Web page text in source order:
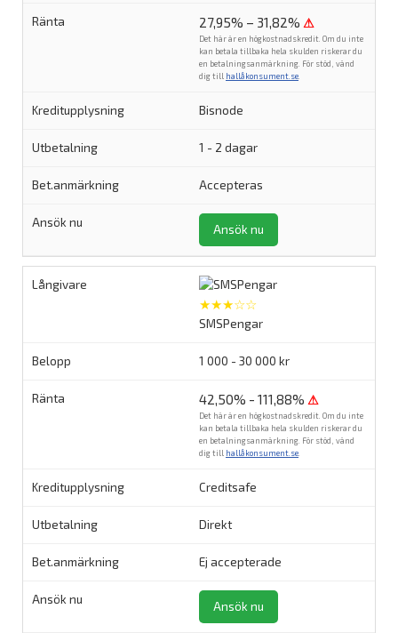
27,95% – 31,82% ⚠
Det här är en högkostnadskredit. Om du inte
kan betala tillbaka hela skulden riskerar du
en betalningsanmärkning. För stöd, vänd
dig till hallåkonsument.se
Bisnode
1 - 2 dagar
Accepteras
Ansök nu
★★★☆☆
SMSPengar
1 000 - 30 000 kr
42,50% - 111,88% ⚠
Det här är en högkostnadskredit. Om du inte
kan betala tillbaka hela skulden riskerar du
en betalningsanmärkning. För stöd, vänd
dig till hallåkonsument.se
Creditsafe
Direkt
Ej accepterade
Ansök nu